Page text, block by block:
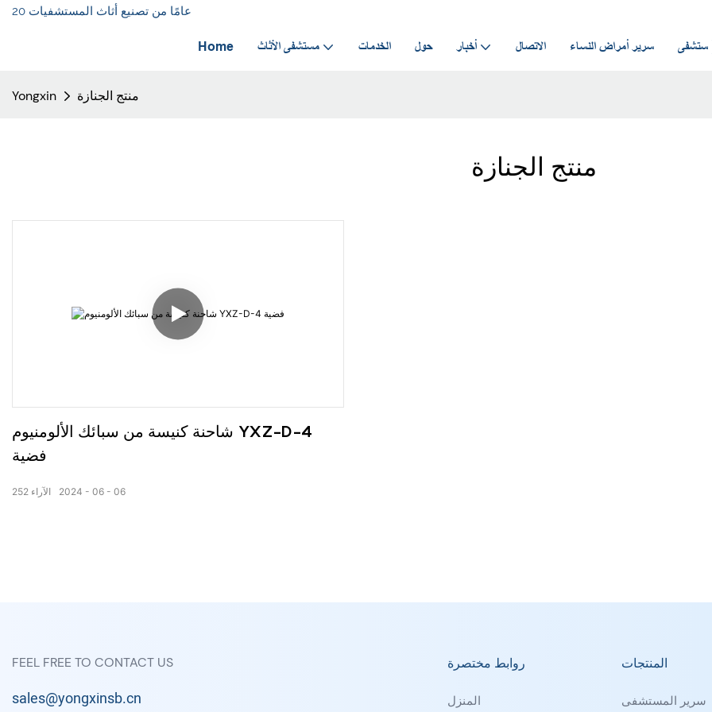
20 عامًا من تصنيع أثاث المستشفيات
Home مستشفى الأثاث الخدمات حول أخبار الاتصال سرير أمراض النساء
Yongxin منتج الجنازة
منتج الجنازة
شاحنة كنيسة من سبائك الألومنيوم YXZ-D-4
فضية
2024 06 06
252 الآراء
FEEL FREE TO CONTACT US
sales@yongxinsb.cn
روابط مختصرة
المنزل
المنتجات
سرير المستشفى